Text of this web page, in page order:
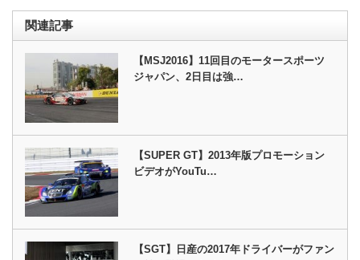
関連記事
【MSJ2016】11回目のモータースポーツ
ジャパン、2日目は強…
【SUPER GT】2013年版プロモーション
ビデオがYouTu…
【SGT】日産の2017年ドライバーがファン